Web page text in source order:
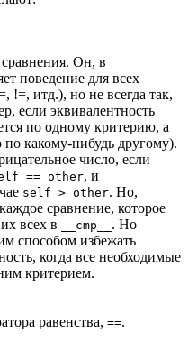
Он, в
поведение для всех
!=, итд.), но не всегда так,
если эквивалентность
по одному критерию, а
какому-нибудь другому).
число, если
== other, и
self > other. Но,
сравнение, которое
всех в
__cmp__ . Но
способом избежать
когда все необходимые
критерием.
равенства, ==.